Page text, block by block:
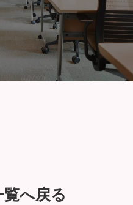
へ戻る